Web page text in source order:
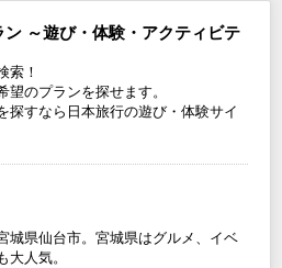
～遊び・体験・アクティビテ
索！
のプランを探せます。
探すなら日本旅行の遊び・体験サイ
城県仙台市。宮城県はグルメ、イベ
大人気。